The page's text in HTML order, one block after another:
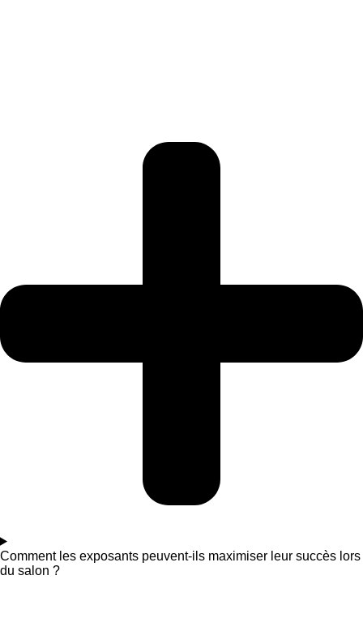
Comment les exposants peuvent-ils maximiser leur succès lors
du salon ?